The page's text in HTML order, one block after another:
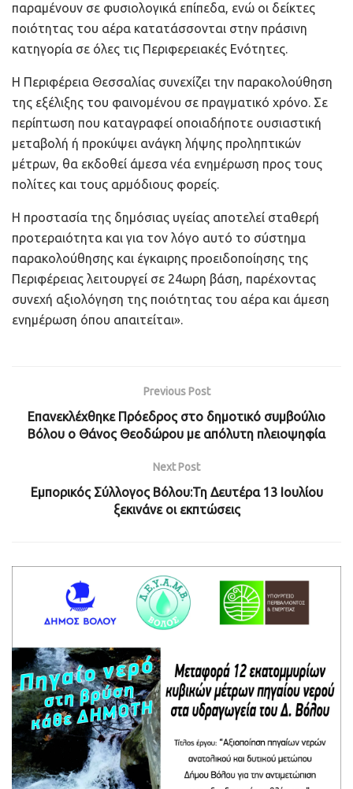
παραμένουν σε φυσιολογικά επίπεδα, ενώ οι δείκτες
ποιότητας του αέρα κατατάσσονται στην πράσινη
κατηγορία σε όλες τις Περιφερειακές Ενότητες.
Η Περιφέρεια Θεσσαλίας συνεχίζει την παρακολούθηση
της εξέλιξης του φαινομένου σε πραγματικό χρόνο. Σε
περίπτωση που καταγραφεί οποιαδήποτε ουσιαστική
μεταβολή ή προκύψει ανάγκη λήψης προληπτικών
μέτρων, θα εκδοθεί άμεσα νέα ενημέρωση προς τους
πολίτες και τους αρμόδιους φορείς.
Η προστασία της δημόσιας υγείας αποτελεί σταθερή
προτεραιότητα και για τον λόγο αυτό το σύστημα
παρακολούθησης και έγκαιρης προειδοποίησης της
Περιφέρειας λειτουργεί σε 24ωρη βάση, παρέχοντας
συνεχή αξιολόγηση της ποιότητας του αέρα και άμεση
ενημέρωση όπου απαιτείται».
Previous Post
Επανεκλέχθηκε Πρόεδρος στο δημοτικό συμβούλιο
Βόλου ο Θάνος Θεοδώρου με απόλυτη πλειοψηφία
Next Post
Εμπορικός Σύλλογος Βόλου:Τη Δευτέρα 13 Ιουλίου
ξεκινάνε οι εκπτώσεις